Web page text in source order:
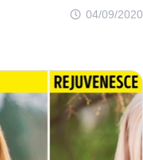
04/09/2020
tempo, os objetos que
sua relevância,
para o melhor.